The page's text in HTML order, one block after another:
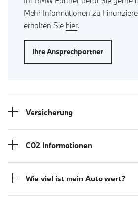
Mehr Informationen zu
erhalten Sie hier.
Ihre Ansprechpartner
Versicherung
CO2 Informationen
Wie viel ist mein Auto wert?